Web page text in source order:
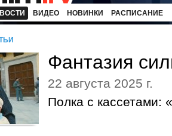
ВИДЕО НОВИНКИ РАСПИСАНИЕ
Фантазия
22 августа 2025 г.
Полка с кассетами: